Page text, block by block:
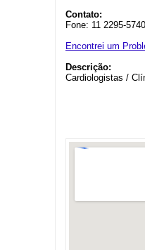
Contato:
Fone: 11 2295-5740
Encontrei um
Descrição:
Cardiologistas /